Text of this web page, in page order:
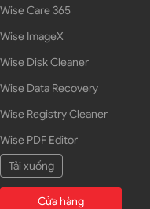
Wise Care 365
Wise ImageX
Wise Disk Cleaner
Wise Data Recovery
Wise Registry Cleaner
Wise PDF Editor
Tải xuống
Cửa hàng